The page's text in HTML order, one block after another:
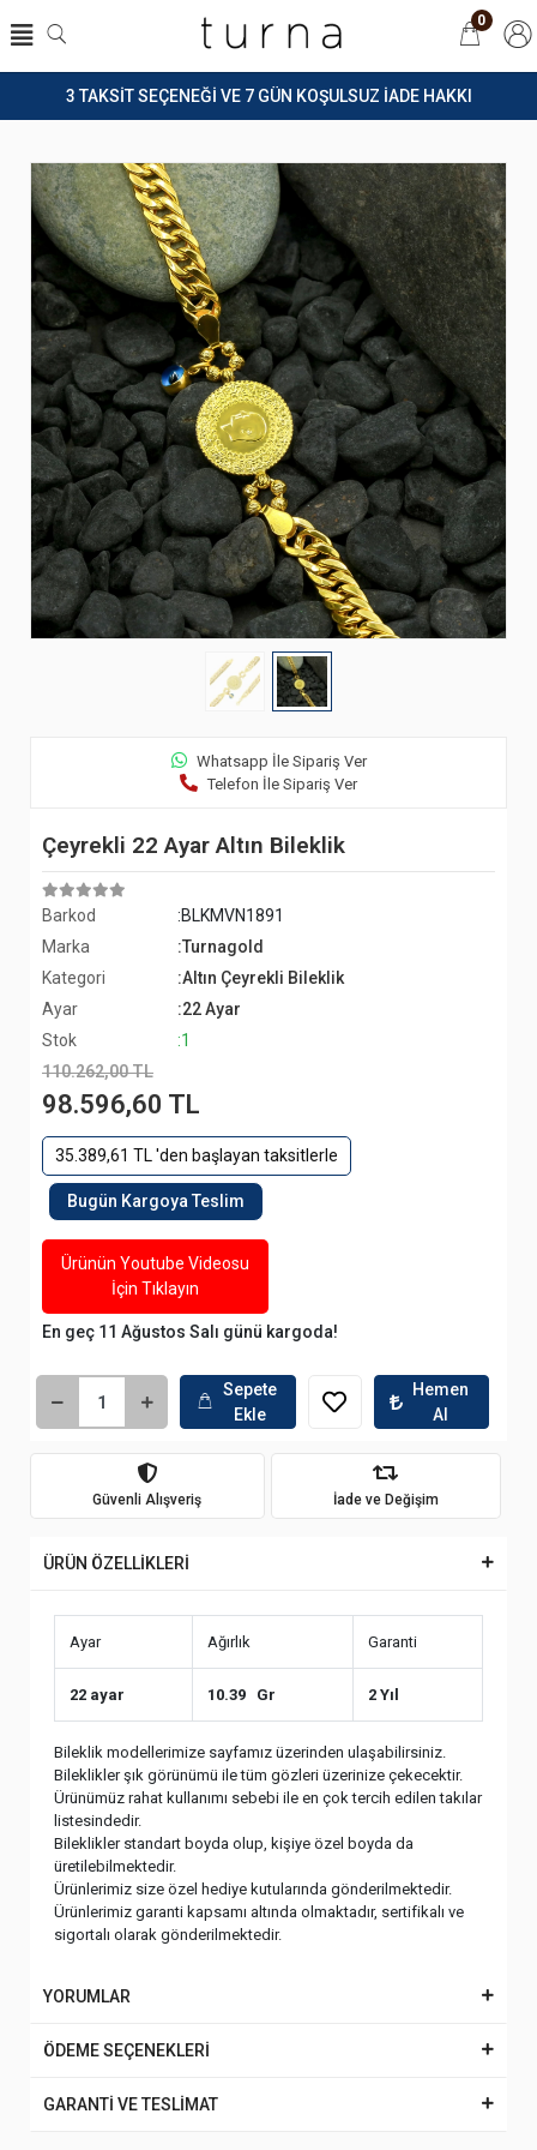
3 TAKSİT SEÇENEĞİ VE 7 GÜN KOŞULSUZ İADE HAKKI
0
Whatsapp İle Sipariş Ver
Telefon İle Sipariş Ver
Çeyrekli 22 Ayar Altın Bileklik
Barkod
:BLKMVN1891
Marka
:Turnagold
Kategori
:Altın Çeyrekli Bileklik
Ayar
:22 Ayar
Stok
:1
110.262,00 TL
98.596,60 TL
35.389,61 TL 'den başlayan taksitlerle
Bugün Kargoya Teslim
Ürünün Youtube Videosu
İçin Tıklayın
En geç 11 Ağustos Salı günü kargoda!
Sepete
Ekle
Hemen
Al
Güvenli Alışveriş İade ve Değişim
ÜRÜN ÖZELLİKLERİ
Ayar Ağırlık Garanti
22 ayar 10.39 Gr 2 Yıl
Bileklik modellerimize sayfamız üzerinden ulaşabilirsiniz.
Bileklikler şık görünümü ile tüm gözleri üzerinize çekecektir.
Ürünümüz rahat kullanımı sebebi ile en çok tercih edilen takılar
listesindedir.
Bileklikler standart boyda olup, kişiye özel boyda da
üretilebilmektedir.
Ürünlerimiz size özel hediye kutularında gönderilmektedir.
Ürünlerimiz garanti kapsamı altında olmaktadır, sertifikalı ve
sigortalı olarak gönderilmektedir.
YORUMLAR
ÖDEME SEÇENEKLERİ
GARANTİ VE TESLİMAT